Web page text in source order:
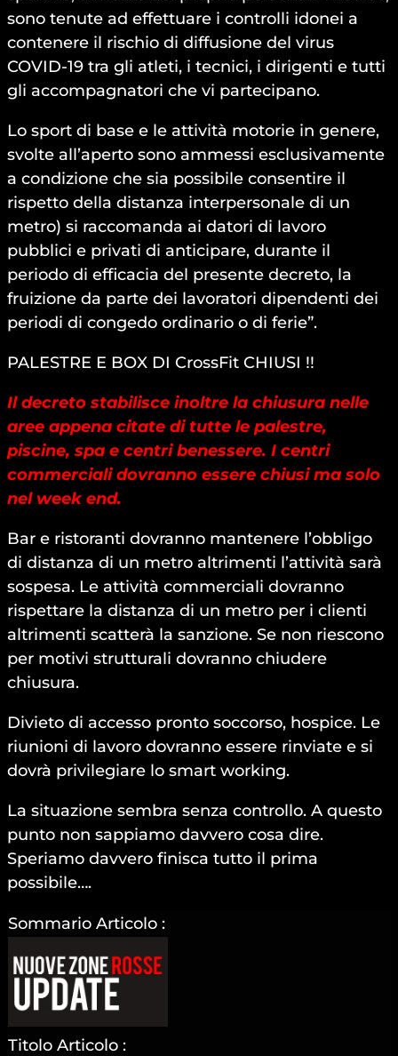
sono tenute ad effettuare i controlli idonei a
contenere il rischio di diffusione del virus
COVID-19 tra gli atleti, i tecnici, i dirigenti e tutti
gli accompagnatori che vi partecipano.
Lo sport di base e le attività motorie in genere,
svolte all’aperto sono ammessi esclusivamente
a condizione che sia possibile consentire il
rispetto della distanza interpersonale di un
metro) si raccomanda ai datori di lavoro
pubblici e privati di anticipare, durante il
periodo di efficacia del presente decreto, la
fruizione da parte dei lavoratori dipendenti dei
periodi di congedo ordinario o di ferie”.
PALESTRE E BOX DI CrossFit CHIUSI !!
Il decreto stabilisce inoltre la chiusura nelle
aree appena citate di tutte le palestre,
piscine, spa e centri benessere. I centri
commerciali dovranno essere chiusi ma solo
nel week end.
Bar e ristoranti dovranno mantenere l’obbligo
di distanza di un metro altrimenti l’attività sarà
sospesa. Le attività commerciali dovranno
rispettare la distanza di un metro per i clienti
altrimenti scatterà la sanzione. Se non riescono
per motivi strutturali dovranno chiudere
chiusura.
Divieto di accesso pronto soccorso, hospice. Le
riunioni di lavoro dovranno essere rinviate e si
dovrà privilegiare lo smart working.
La situazione sembra senza controllo. A questo
punto non sappiamo davvero cosa dire.
Speriamo davvero finisca tutto il prima
possibile….
Sommario Articolo :
Titolo Articolo :